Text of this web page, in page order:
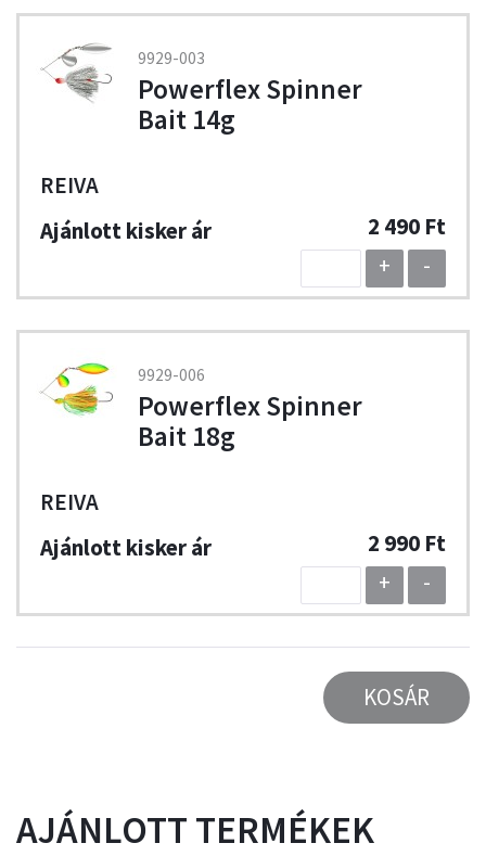
9929-003
Powerflex Spinner
Bait 14g
REIVA
2 490 Ft
+
-
9929-006
Powerflex Spinner
Bait 18g
REIVA
2 990 Ft
+
-
KOSÁR
AJÁNLOTT TERMÉKEK